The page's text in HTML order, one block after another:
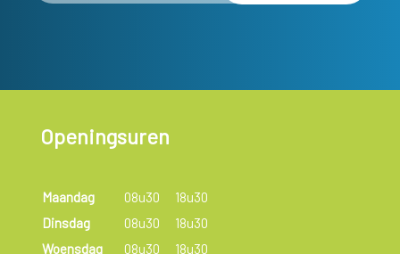
Openingsuren
Maandag 08u30
18u30
Dinsdag
08u30
18u30
Woensdag
08u30
18u30